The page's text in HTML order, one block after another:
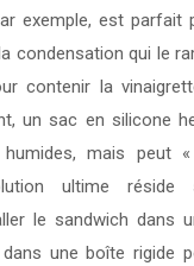
exemple, est parfait
condensation qui le
contenir la
un sac en silicone
mais peut
ultime réside
le sandwich dans
une boîte rigide